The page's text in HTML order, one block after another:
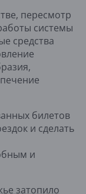
пересмотр
системы
средства
билетов
и сделать
и
затопило